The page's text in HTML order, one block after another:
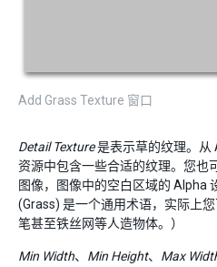
Add Grass Texture 窗口
Detail Texture是表示草的纹理。从
资源中包含一些合适的纹理。您也
图像，图像中的空白区域的 Alpha
(Grass) 是一个通用术语，实际上
笔甚至铁丝网等人造物体。）
Min Width、 Min Height、 Max